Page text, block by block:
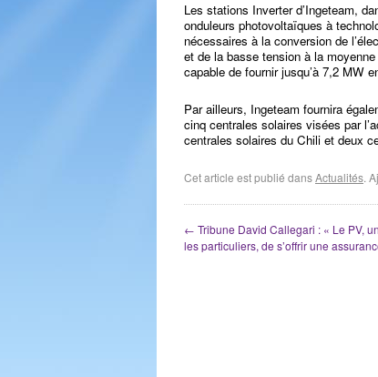
Les stations Inverter d’Ingeteam,
onduleurs photovoltaïques à
nécessaires à la conversion de
et de la basse tension à la
capable de fournir jusqu’à 7,2 MW
Par ailleurs, Ingeteam fournira
cinq centrales solaires visées par
centrales solaires du Chili et deux
Cet article est publié dansActualités.
← Tribune David Callegari : « Le PV,
les particuliers, de s’offrir une